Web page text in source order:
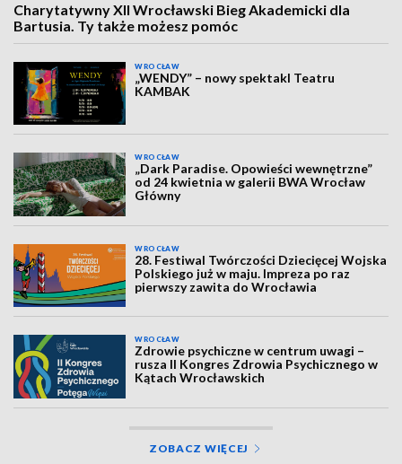
Charytatywny XII Wrocławski Bieg Akademicki dla
Bartusia. Ty także możesz pomóc
WROCŁAW
„WENDY” – nowy spektakl Teatru
KAMBAK
WROCŁAW
„Dark Paradise. Opowieści wewnętrzne”
od 24 kwietnia w galerii BWA Wrocław
Główny
WROCŁAW
28. Festiwal Twórczości Dziecięcej Wojska
Polskiego już w maju. Impreza po raz
pierwszy zawita do Wrocławia
WROCŁAW
Zdrowie psychiczne w centrum uwagi –
rusza II Kongres Zdrowia Psychicznego w
Kątach Wrocławskich
ZOBACZ WIĘCEJ